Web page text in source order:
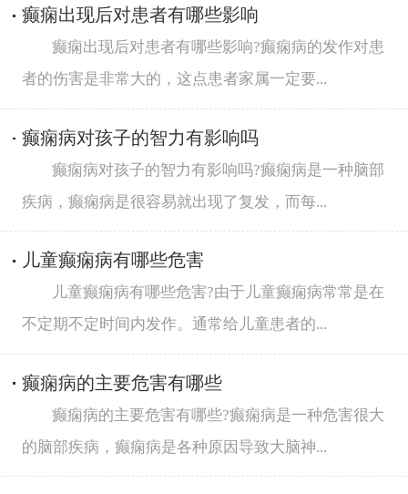
癫痫出现后对患者有哪些影响
癫痫出现后对患者有哪些影响?癫痫病的发作对患
者的伤害是非常大的，这点患者家属一定要...
癫痫病对孩子的智力有影响吗
癫痫病对孩子的智力有影响吗?癫痫病是一种脑部
疾病，癫痫病是很容易就出现了复发，而每...
儿童癫痫病有哪些危害
儿童癫痫病有哪些危害?由于儿童癫痫病常常是在
不定期不定时间内发作。通常给儿童患者的...
癫痫病的主要危害有哪些
癫痫病的主要危害有哪些?癫痫病是一种危害很大
的脑部疾病，癫痫病是各种原因导致大脑神...